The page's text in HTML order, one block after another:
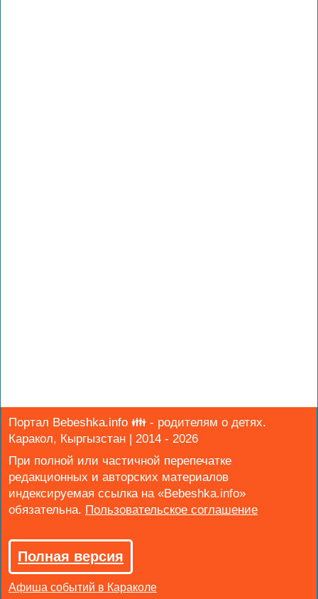
Портал Bebeshka.info 👪 - родителям о детях.
Каракол, Кыргызстан | 2014 - 2026
При полной или частичной перепечатке
редакционных и авторских материалов
индексируемая ссылка на «Bebeshka.info»
обязательна.
Полная версия
Афиша событий в Караколе